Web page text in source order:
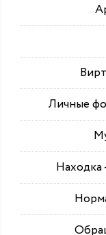
Личные
Находка